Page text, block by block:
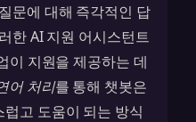
문에 대해 즉각적인 답
한 AI 지원 어시스턴트
이 지원을 제공하는 데
어 처리를 통해 챗봇은
고 도움이 되는 방식